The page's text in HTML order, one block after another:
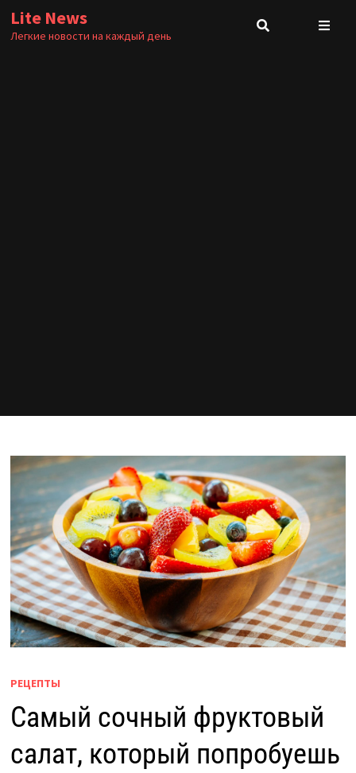
Перейти
Lite News
Легкие новости на каждый день
РЕЦЕПТЫ
Самый сочный фруктовый
салат, который попробуешь